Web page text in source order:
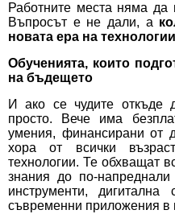
Работните места няма да
Въпросът е не дали, а
новата ера на
Обученията, които
на бъдещето
И ако се чудите откъде
просто. Вече има
умения, финансирани от
хора от всички
технологии. Те обхващат
знания до по-
инструменти,
съвременни приложения в